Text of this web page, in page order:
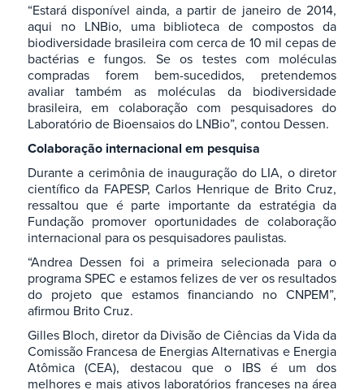
“Estará disponível ainda, a partir de janeiro de 2014,
aqui no LNBio, uma biblioteca de compostos da
biodiversidade brasileira com cerca de 10 mil cepas de
bactérias e fungos. Se os testes com moléculas
compradas forem bem-sucedidos, pretendemos
avaliar também as moléculas da biodiversidade
brasileira, em colaboração com pesquisadores do
Laboratório de Bioensaios do LNBio”, contou Dessen.
Colaboração internacional em pesquisa
Durante a cerimônia de inauguração do LIA, o diretor
científico da FAPESP, Carlos Henrique de Brito Cruz,
ressaltou que é parte importante da estratégia da
Fundação promover oportunidades de colaboração
internacional para os pesquisadores paulistas.
“Andrea Dessen foi a primeira selecionada para o
programa SPEC e estamos felizes de ver os resultados
do projeto que estamos financiando no CNPEM”,
afirmou Brito Cruz.
Gilles Bloch, diretor da Divisão de Ciências da Vida da
Comissão Francesa de Energias Alternativas e Energia
Atômica (CEA), destacou que o IBS é um dos
melhores e mais ativos laboratórios franceses na área